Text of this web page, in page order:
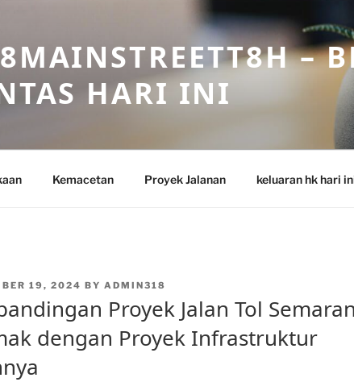
–
HARI INI
Kemacetan Proyek Jalanan keluaran hk hari
19, 2024 BY ADMIN318
Proyek Jalan Tol
dengan Proyek Infrastruktur